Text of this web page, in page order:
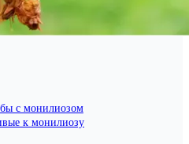
с монилиозом
к монилиозу